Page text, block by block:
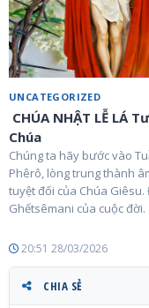
UNCATEGORIZED
CHÚA NHẬT LỄ LÁ
Chúa
Chúng ta hãy bước vào
Phêrô, lòng trung thành
tuyệt đối của Chúa
Ghếtsêmani của cuộc đời.
20:51 28/03/2026
CHIA SẺ